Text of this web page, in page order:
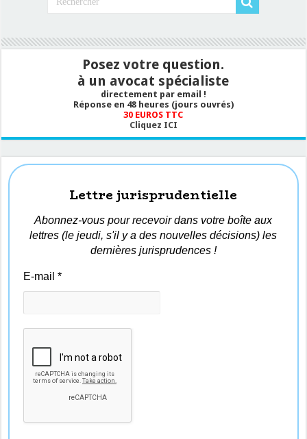
Posez votre question.
à un avocat spécialiste
directement par email !
Réponse en 48 heures (jours ouvrés)
30 EUROS TTC
Cliquez ICI
Lettre jurisprudentielle
Abonnez-vous pour recevoir dans votre boîte aux
lettres (le jeudi, s'il y a des nouvelles décisions) les
dernières jurisprudences !
E-mail*